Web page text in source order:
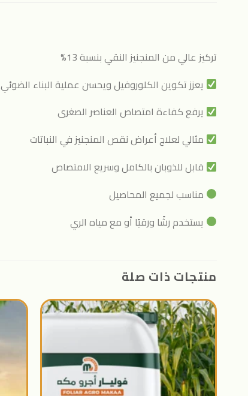
تركيز عالي من المنجنيز النقي بنسبة 13%
يعزز تكوين الكلوروفيل ويحسن عملية البناء الضوئي
يرفع كفاءة امتصاص العناصر الصغرى
مثالي لعلاج أعراض نقص المنجنيز في النباتات
قابل للذوبان بالكامل وسريع الامتصاص
مناسب لجميع المحاصيل
يستخدم رشًا ورقيًا أو مع مياه الري
منتجات ذات صلة
اضافة
المنتجات
المفضلة